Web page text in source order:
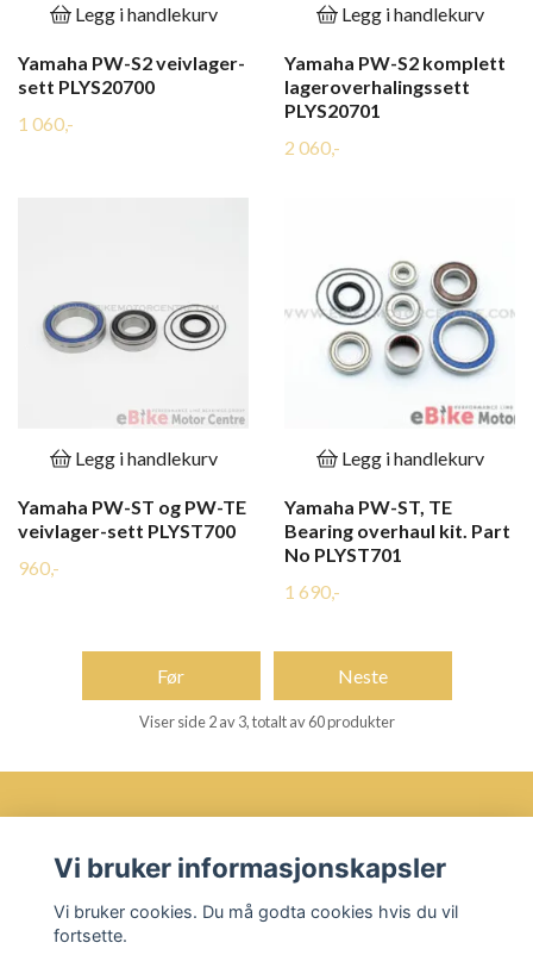
Legg i handlekurv
Yamaha PW-S2 veivlager-
sett PLYS20700
1 060,-
Legg i handlekurv
Yamaha PW-S2 komplett
lageroverhalingssett
PLYS20701
2 060,-
Legg i handlekurv
Yamaha PW-ST og PW-TE
veivlager-sett PLYST700
960,-
Legg i handlekurv
Yamaha PW-ST, TE
Bearing overhaul kit. Part
No PLYST701
1 690,-
Før Neste
Viser side 2 av 3, totalt av 60 produkter
Øvre Bakklandet 35 7016 Trondheim
Les mer
Vi bruker informasjonskapsler
Vi bruker cookies. Du må godta cookies hvis du vil
fortsette.